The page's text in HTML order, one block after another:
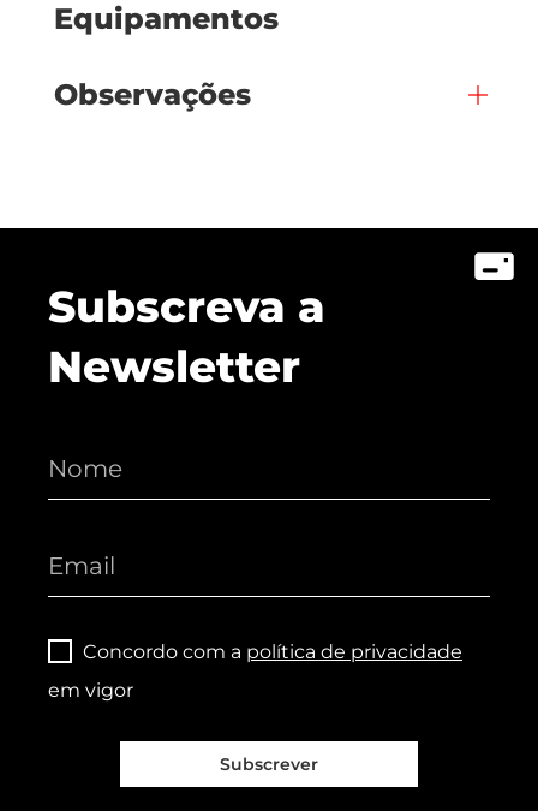
Equipamentos
Observações
Subscreva a
Newsletter
Concordo com a política de privacidade
em vigor
Subscrever